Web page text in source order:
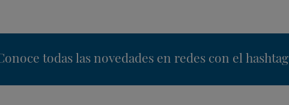
todas las novedades en redes con el hashtag